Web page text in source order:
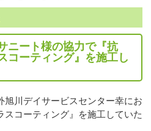
ニート様の協力で『抗
コーティング』を施工し
川デイサービスセンター幸にお
コーティング』を施工していた